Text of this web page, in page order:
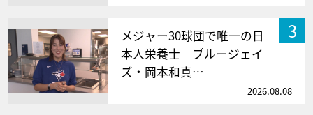
3
メジャー30球団で唯一の日
本人栄養士 ブルージェイ
ズ・岡本和真…
2026.08.08